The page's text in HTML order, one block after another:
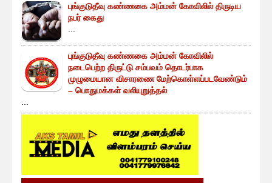
புங்குடுதீவு கண்ணகை அம்மன் கோவிலில் திருடிய
நபர் கைது
புங்குடுதீவு கண்ணகை அம்மன் கோவிலில்
நடைபெற்ற திருட்டு சம்பவம் தொடர்பாக
முழுமையான விசாரணை மேற்கொள்ளப்படவேண்டும்
– பொதுமக்கள் வலியுறுத்தல்